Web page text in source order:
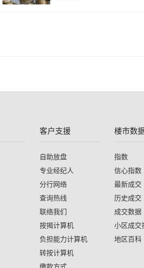
客户支援
自助放盘
专业经纪人
分行网络
查询热线
联络我们
按揭计算机
负担能力计算机
转按计算机
楼市数
指数
信心指数
最新成交
历史成交
成交数据
小区成交
地区百科